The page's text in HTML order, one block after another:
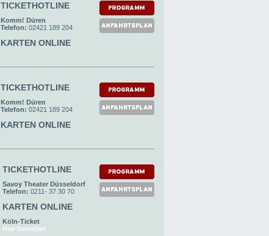
TICKETHOTLINE
Komm! Düren
Telefon: 02421 189 204
KARTEN ONLINE
TICKETHOTLINE
Komm! Düren
Telefon: 02421 189 204
KARTEN ONLINE
TICKETHOTLINE
Savoy Theater Düsseldorf
Telefon: 0211- 37 30 70
KARTEN ONLINE
Köln-Ticket
Hier bestellen